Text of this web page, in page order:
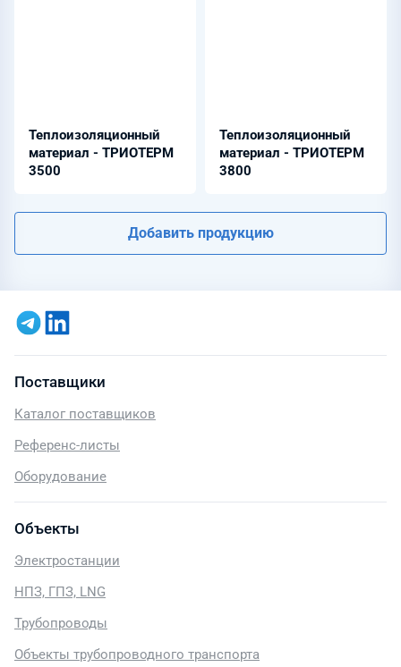
Теплоизоляционный
материал - ТРИОТЕРМ
3500
Теплоизоляционный
материал - ТРИОТЕРМ
3800
Добавить продукцию
Поставщики
Каталог поставщиков
Референс-листы
Оборудование
Объекты
Электростанции
НПЗ, ГПЗ, LNG
Трубопроводы
Объекты трубопроводного транспорта